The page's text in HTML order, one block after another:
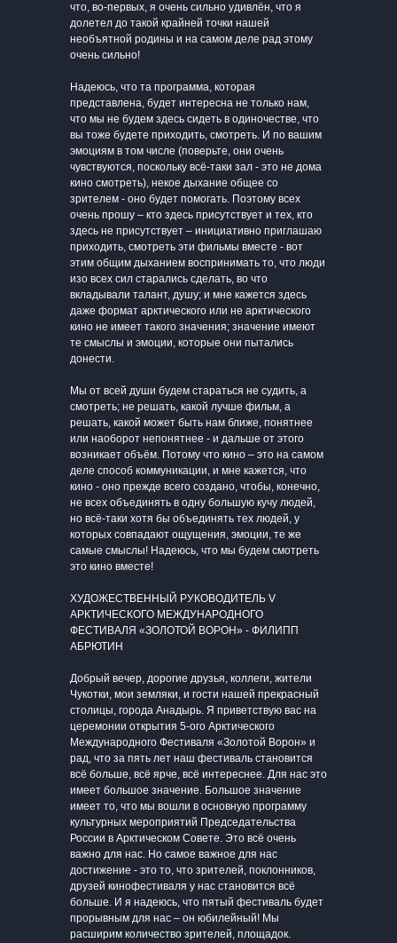
что, во-первых, я очень сильно удивлён, что я
долетел до такой крайней точки нашей
необъятной родины и на самом деле рад этому
очень сильно!
Надеюсь, что та программа, которая
представлена, будет интересна не только нам,
что мы не будем здесь сидеть в одиночестве, что
вы тоже будете приходить, смотреть. И по вашим
эмоциям в том числе (поверьте, они очень
чувствуются, поскольку всё-таки зал - это не дома
кино смотреть), некое дыхание общее со
зрителем - оно будет помогать. Поэтому всех
очень прошу – кто здесь присутствует и тех, кто
здесь не присутствует – инициативно приглашаю
приходить, смотреть эти фильмы вместе - вот
этим общим дыханием воспринимать то, что люди
изо всех сил старались сделать, во что
вкладывали талант, душу; и мне кажется здесь
даже формат арктического или не арктического
кино не имеет такого значения; значение имеют
те смыслы и эмоции, которые они пытались
донести.
Мы от всей души будем стараться не судить, а
смотреть; не решать, какой лучше фильм, а
решать, какой может быть нам ближе, понятнее
или наоборот непонятнее - и дальше от этого
возникает объём. Потому что кино – это на самом
деле способ коммуникации, и мне кажется, что
кино - оно прежде всего создано, чтобы, конечно,
не всех объединять в одну большую кучу людей,
но всё-таки хотя бы объединять тех людей, у
которых совпадают ощущения, эмоции, те же
самые смыслы! Надеюсь, что мы будем смотреть
это кино вместе!
ХУДОЖЕСТВЕННЫЙ РУКОВОДИТЕЛЬ V
АРКТИЧЕСКОГО МЕЖДУНАРОДНОГО
ФЕСТИВАЛЯ «ЗОЛОТОЙ ВОРОН» - ФИЛИПП
АБРЮТИН
Добрый вечер, дорогие друзья, коллеги, жители
Чукотки, мои земляки, и гости нашей прекрасный
столицы, города Анадырь. Я приветствую вас на
церемонии открытия 5-ого Арктического
Международного Фестиваля «Золотой Ворон» и
рад, что за пять лет наш фестиваль становится
всё больше, всё ярче, всё интереснее. Для нас это
имеет большое значение. Большое значение
имеет то, что мы вошли в основную программу
культурных мероприятий Председательства
России в Арктическом Совете. Это всё очень
важно для нас. Но самое важное для нас
достижение - это то, что зрителей, поклонников,
друзей кинофестиваля у нас становится всё
больше. И я надеюсь, что пятый фестиваль будет
прорывным для нас – он юбилейный! Мы
расширим количество зрителей, площадок.